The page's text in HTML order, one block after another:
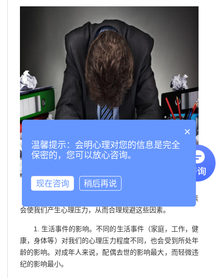
为了更好地排解心理压力，我们来了解一下哪些因素
会使我们产生心理压力，从而合理规避这些因素。
1. 生活事件的影响。不同的生活事件（家庭，工作，健
康，身体等）对我们的心理压力程度不同，也会受到所处年
龄的影响。对成年人来说，配偶去世的影响最大，而轻微违
纪的影响最小。
×
温馨提示：会明心理对您的信息是完全
保密的，您可以放心咨询。
现在咨询 稍后再说